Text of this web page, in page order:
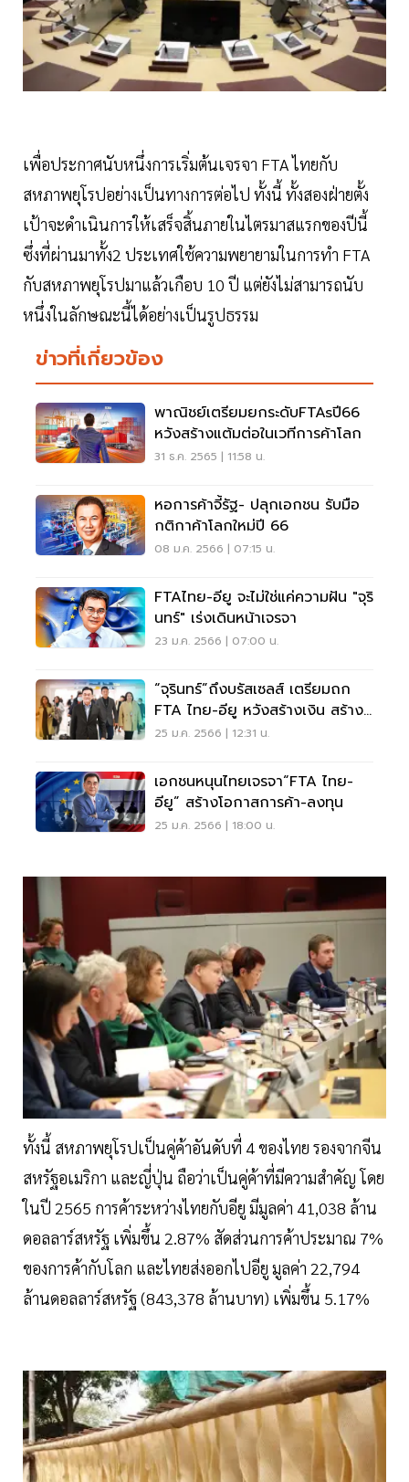
เพื่อประกาศนับหนึ่งการเริ่มต้นเจรจา FTA ไทยกับ
สหภาพยุโรปอย่างเป็นทางการต่อไป ทั้งนี้ ทั้งสองฝ่ายตั้ง
เป้าจะดำเนินการให้เสร็จสิ้นภายในไตรมาสแรกของปีนี้
ซึ่งที่ผ่านมาทั้ง2 ประเทศใช้ความพยายามในการทำ FTA
กับสหภาพยุโรปมาแล้วเกือบ 10 ปี แต่ยังไม่สามารถนับ
หนึ่งในลักษณะนี้ได้อย่างเป็นรูปธรรม
ข่าวที่เกี่ยวข้อง
พาณิชย์เตรียมยกระดับFTAsปี66
หวังสร้างแต้มต่อในเวทีการค้าโลก
31 ธ.ค. 2565 | 11:58 น.
หอการค้าจี้รัฐ- ปลุกเอกชน รับมือ
กติกาค้าโลกใหม่ปี 66
08 ม.ค. 2566 | 07:15 น.
FTAไทย-อียู จะไม่ใช่แค่ความฝัน "จุริ
นทร์" เร่งเดินหน้าเจรจา
23 ม.ค. 2566 | 07:00 น.
“จุรินทร์”ถึงบรัสเซลส์ เตรียมถก
FTA ไทย-อียู หวังสร้างเงิน สร้าง
อนาคตประเทศ
25 ม.ค. 2566 | 12:31 น.
เอกชนหนุนไทยเจรจา“FTA ไทย-
อียู” สร้างโอกาสการค้า-ลงทุน
25 ม.ค. 2566 | 18:00 น.
ทั้งนี้ สหภาพยุโรปเป็นคู่ค้าอันดับที่ 4 ของไทย รองจากจีน
สหรัฐอเมริกา และญี่ปุ่น ถือว่าเป็นคู่ค้าที่มีความสำคัญ โดย
ในปี 2565 การค้าระหว่างไทยกับอียู มีมูลค่า 41,038 ล้าน
ดอลลาร์สหรัฐ เพิ่มขึ้น 2.87% สัดส่วนการค้าประมาณ 7%
ของการค้ากับโลก และไทยส่งออกไปอียู มูลค่า 22,794
ล้านดอลลาร์สหรัฐ (843,378 ล้านบาท) เพิ่มขึ้น 5.17%